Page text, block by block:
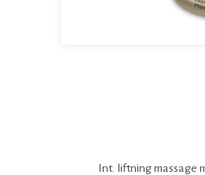
Int. liftning massage